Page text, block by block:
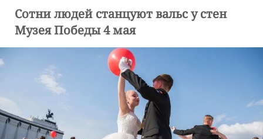
Сотни людей станцуют вальс у стен
Музея Победы 4 мая